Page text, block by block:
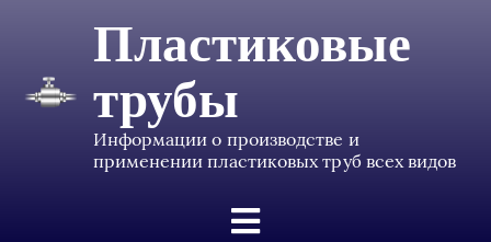
Пластиковые
трубы
Информации о производстве и
применении пластиковых труб всех видов